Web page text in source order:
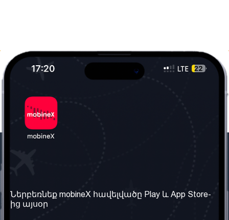
Մեր մասին
Մեր ծառայությունները
Պայմաններ և դրույթներ
Ներբեռնեք mobineX հավելվածը Play և App Store-
ից այսօր